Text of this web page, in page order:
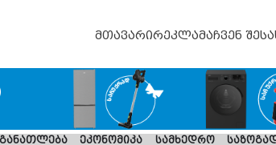
მთავარირეკლამაჩვენ
განათლება ეკონომიკა სამხედრო